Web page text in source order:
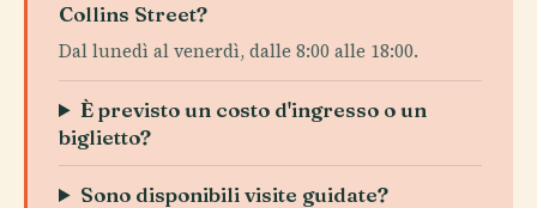
Collins Street?
Dal lunedì al venerdì, dalle 8:00 alle 18:00.
È previsto un costo d'ingresso o un
biglietto?
Sono disponibili visite guidate?